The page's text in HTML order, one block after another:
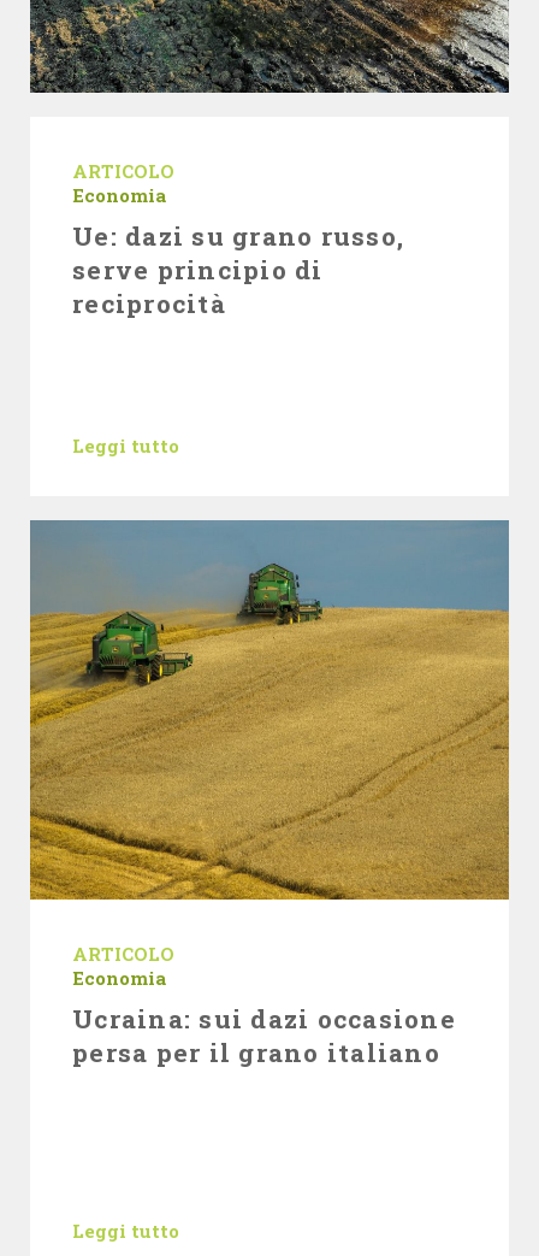
ARTICOLO
Economia
Ue: dazi su grano russo,
serve principio di
reciprocità
Leggi tutto
ARTICOLO
Economia
Ucraina: sui dazi occasione
persa per il grano italiano
Leggi tutto